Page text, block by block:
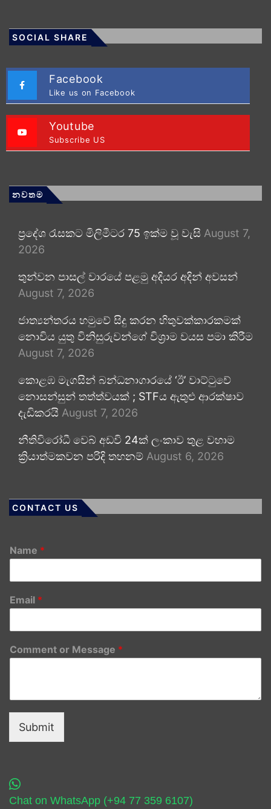
SOCIAL SHARE
Facebook
Like us on Facebook
Youtube
Subscribe US
නවතම
ප්‍රදේශ රැසකට මිලිමීටර 75 ඉක්ම වූ වැසි August 7,
2026
තුන්වන පාසල් වාරයේ පළමු අදියර අදින් අවසන්
August 7, 2026
ජාත්‍යන්තරය හමුවේ සිදු කරන හිතුවක්කාරකමක්
නොවිය යුතු විනිසුරුවන්ගේ විශ්‍රාම වයස පමා කිරීම
August 7, 2026
කොළඹ මැගසින් බන්ධනාගාරයේ ‘ඊ’ වාට්ටුවේ
නොසන්සුන් තත්ත්වයක් ; STFය ඇතුළු ආරක්ෂාව
දැඩිකරයි August 7, 2026
නීතිවිරෝධී වෙබ් අඩවි 24ක් ලංකාව තුළ වහාම
ක්‍රියාත්මකවන පරිදි තහනම් August 6, 2026
CONTACT US
Name *
Email *
Comment or Message *
Submit
Chat on WhatsApp (+94 77 359 6107)